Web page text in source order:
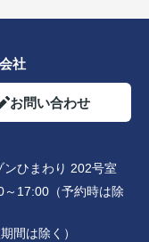
社
お問い合わせ
ひまわり 202号室
17:00（予約時は除
間は除く）